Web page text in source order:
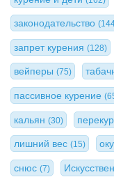
законодательство
запрет курения (128)
вейперы (75)
пассивное курение
кальян (30)
лишний вес (15)
снюс (7)